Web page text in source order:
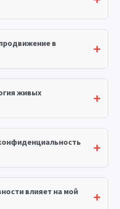
в
живых
влияет на мой